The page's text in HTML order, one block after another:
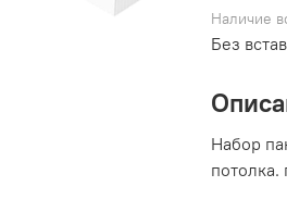
Наличие
Без
Набор
потолка.